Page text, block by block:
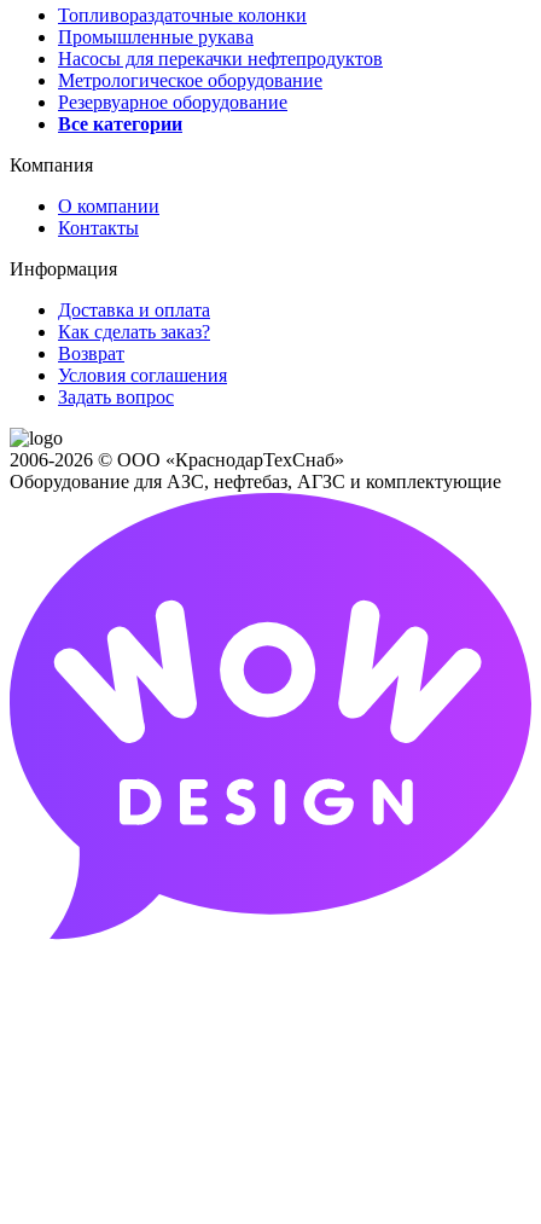
Топливораздаточные колонки
Промышленные рукава
Насосы для перекачки нефтепродуктов
Метрологическое оборудование
Резервуарное оборудование
Все категории
Компания
О компании
Контакты
Информация
Доставка и оплата
Как сделать заказ?
Возврат
Условия соглашения
Задать вопрос
2006-2026 © ООО «КраснодарТехСнаб»
Оборудование для АЗС, нефтебаз, АГЗС и комплектующие